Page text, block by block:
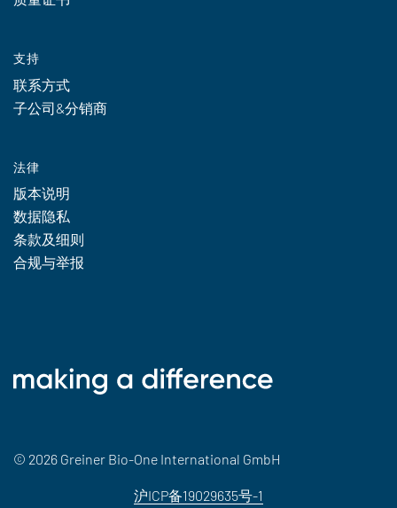
支持
联系方式
子公司&分销商
法律
版本说明
数据隐私
条款及细则
合规与举报
© 2026 Greiner Bio-One International GmbH
沪ICP备19029635号-1